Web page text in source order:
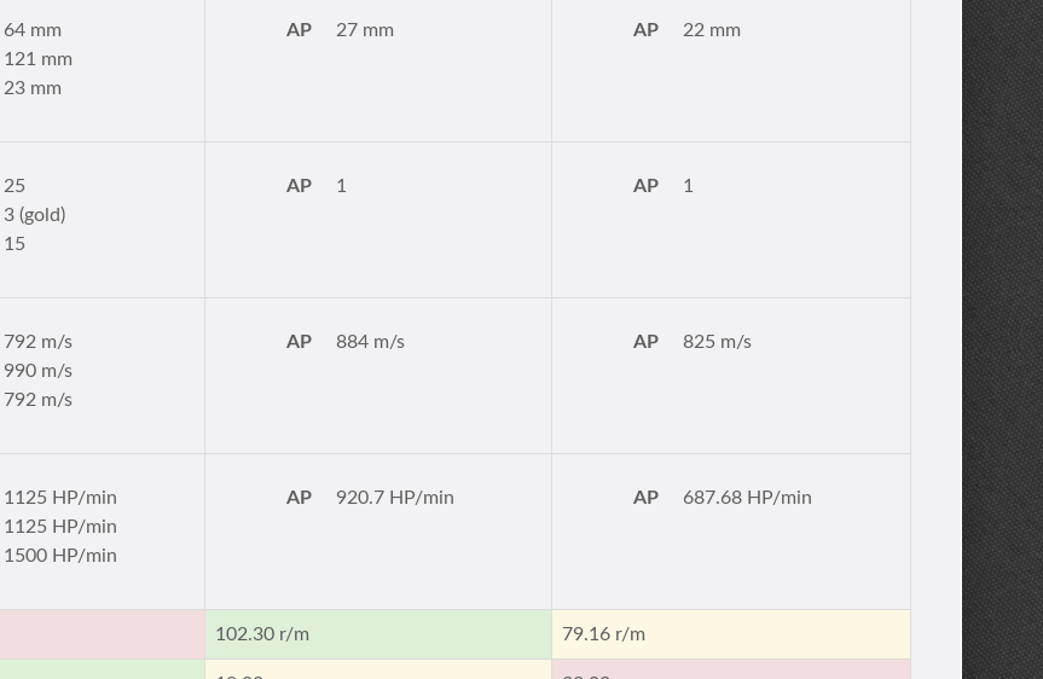
64 mm
121 mm
23 mm
AP 27 mm AP 22 mm
25
3 (gold)
15
AP 1 AP 1
792 m/s
990 m/s
792 m/s
AP 884 m/s AP 825 m/s
1125 HP/min
1125 HP/min
1500 HP/min
AP 920.7 HP/min AP 687.68 HP/min
102.30 r/m 79.16 r/m